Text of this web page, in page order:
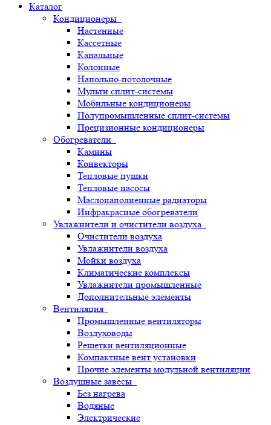
Каталог
Кондиционеры
Настенные
Кассетные
Канальные
Колонные
Напольно-потолочные
Мульти сплит-системы
Мобильные кондиционеры
Полупромышленные сплит-системы
Прецизионные кондиционеры
Обогреватели
Камины
Конвекторы
Тепловые пушки
Тепловые насосы
Маслонаполненные радиаторы
Инфракрасные обогреватели
Увлажнители и очистители воздуха
Очистители воздуха
Увлажнители воздуха
Мойки воздуха
Климатические комплексы
Увлажнители промышленные
Дополнительные элементы
Вентиляция
Промышленные вентиляторы
Воздуховоды
Решетки вентиляционные
Компактные вент установки
Прочие элементы модульной вентиляции
Воздушные завесы
Без нагрева
Водяные
Электрические